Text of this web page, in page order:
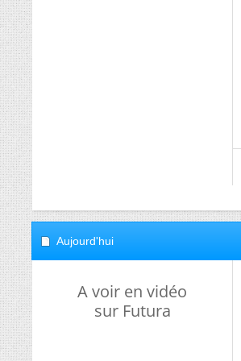
Aujourd'hui
A voir en vidéo
sur Futura